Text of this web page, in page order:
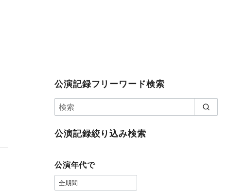
公演記録フリーワード検索
公演記録絞り込み検索
公演年代で